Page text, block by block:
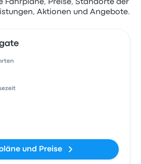
Fahrpläne, Preise, Standorte der
Aktionen und Angebote.
und Preise